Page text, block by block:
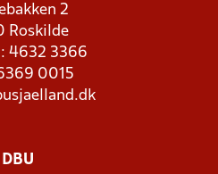
2
Roskilde
4632 3366
0015
DBU